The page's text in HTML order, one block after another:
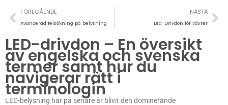
Föregående
FÖREGÅENDE
Avancerad felsökning på belysning
NÄSTA
Led-Drivdon för växter
LED-drivdon – En översikt
av engelska och svenska
termer samt hur du
navigerar rätt i
terminologin
LED-belysning har på senare år blivit den dominerande